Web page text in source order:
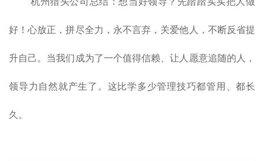
好！心放正，拼尽全力，永不言弃，关爱他人，不断反省提
升自己。当我们成为了一个值得信赖、让人愿意追随的人，
领导力自然就产生了。这比学多少管理技巧都管用、都长
久。